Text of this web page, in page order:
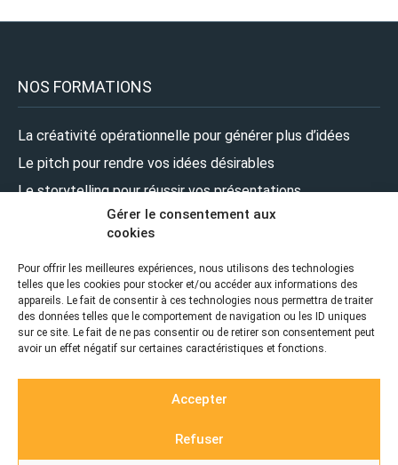
Gérer le consentement aux
cookies
Pour offrir les meilleures expériences, nous utilisons des technologies
telles que les cookies pour stocker et/ou accéder aux informations des
appareils. Le fait de consentir à ces technologies nous permettra de traiter
des données telles que le comportement de navigation ou les ID uniques
sur ce site. Le fait de ne pas consentir ou de retirer son consentement peut
avoir un effet négatif sur certaines caractéristiques et fonctions.
Accepter
Refuser
NOS FORMATIONS
La créativité opérationnelle pour générer plus d’idées
Le pitch pour rendre vos idées désirables
Le storytelling pour réussir vos présentations
Le design pour renforcer l’impact de vos présentations
NOUS SUIVRE